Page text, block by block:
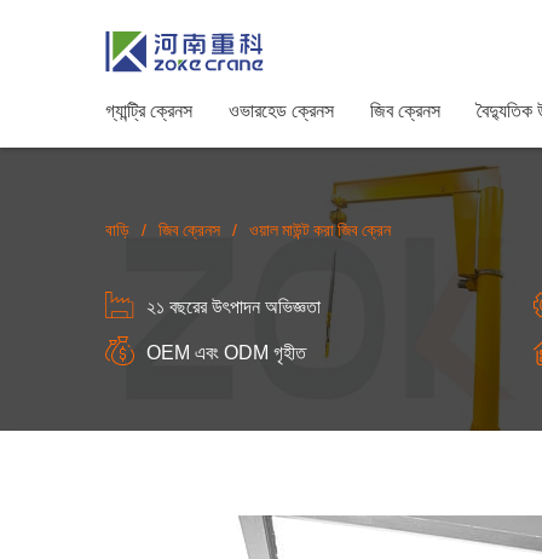
গ্যান্ট্রি ক্রেনস ওভারহেড ক্রেনস জিব ক্রেনস
বাড়ি / জিব ক্রেনস / ওয়াল মাউন্ট করা জিব ক্রেন
২১ বছরের উৎপাদন অভিজ্ঞতা
OEM এবং ODM গৃহীত